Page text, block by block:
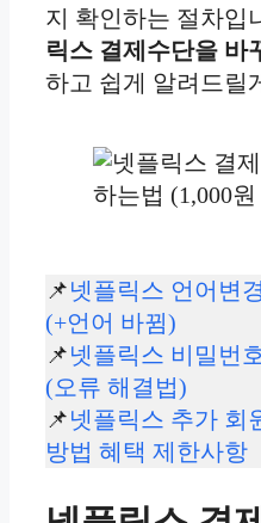
지 확인하는 절차입
릭스 결제수단을 바
하고 쉽게 알려드릴
📌넷플릭스 언어변
(+언어 바뀜)
📌넷플릭스 비밀번
(오류 해결법)
📌넷플릭스 추가 회
방법 혜택 제한사항